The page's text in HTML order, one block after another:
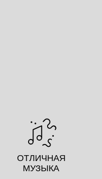
ОТЛИЧНАЯ
МУЗЫКА